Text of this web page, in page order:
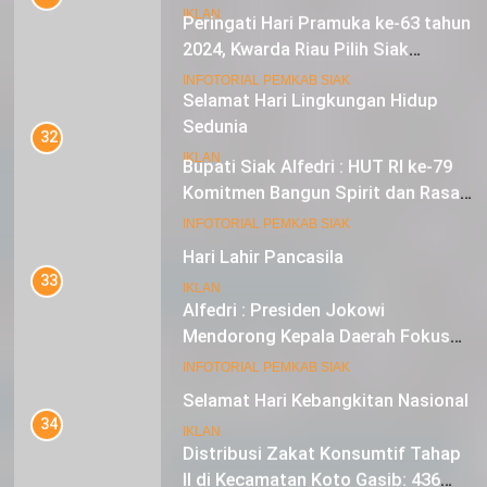
IKLAN
Selamat Hari Lingkungan Hidup
Sedunia
IKLAN
Hari Lahir Pancasila
IKLAN
Selamat Hari Kebangkitan Nasional
IKLAN
Peringati Hari Pramuka ke-63 tahun
2024, Kwarda Riau Pilih Siak
INFOTORIAL PEMKAB SIAK
32
Bupati Siak Alfedri : HUT RI ke-79
Komitmen Bangun Spirit dan Rasa
INFOTORIAL PEMKAB SIAK
33
Alfedri : Presiden Jokowi
Mendorong Kepala Daerah Fokus
INFOTORIAL PEMKAB SIAK
34
Distribusi Zakat Konsumtif Tahap
II di Kecamatan Koto Gasib: 436